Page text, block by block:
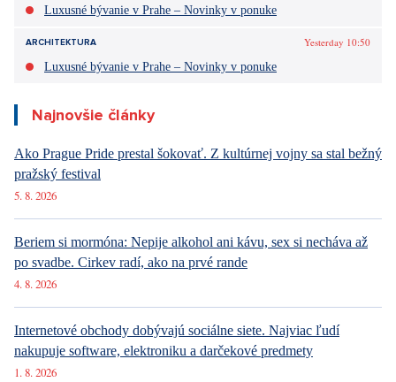
Luxusné bývanie v Prahe – Novinky v ponuke
ARCHITEKTURA
Yesterday 10:50
Luxusné bývanie v Prahe – Novinky v ponuke
Najnovšie články
Ako Prague Pride prestal šokovať. Z kultúrnej vojny sa stal bežný
pražský festival
5. 8. 2026
Beriem si mormóna: Nepije alkohol ani kávu, sex si necháva až
po svadbe. Cirkev radí, ako na prvé rande
4. 8. 2026
Internetové obchody dobývajú sociálne siete. Najviac ľudí
nakupuje software, elektroniku a darčekové predmety
1. 8. 2026